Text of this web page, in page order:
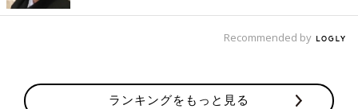
だ・る・ま・さ・ん・が、と左右にゆらゆら揺れるだるまさんが
どうなっちゃう？ ページをめくるたびにくすっと笑える人気の
「ファンも多い『だるまさんが』ですが、わが家の子どもたちは
Recommended by
ランキングをもっと見る